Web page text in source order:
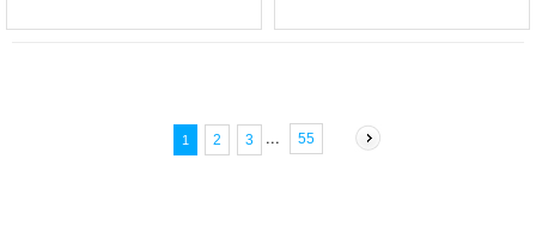
1 2 3 ... 55